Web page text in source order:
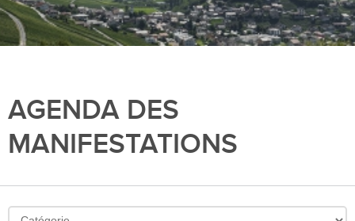
AGENDA DES
MANIFESTATIONS